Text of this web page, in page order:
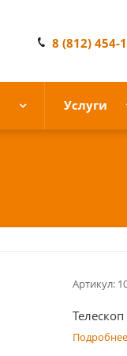
8 (812) 454-
Услуги
Артикул:
Подробнее